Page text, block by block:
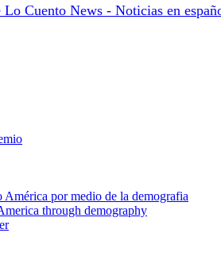
Lo Cuento News - Noticias en
América por medio de la demografia
through demography